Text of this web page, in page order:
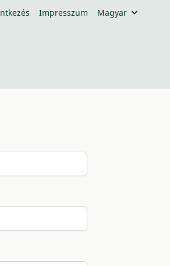
Impresszum Magyar